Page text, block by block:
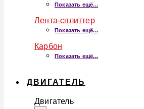
Показать ещё...
Лента-сплиттер
Показать ещё...
Карбон
Показать ещё...
ДВИГАТЕЛЬ
Двигатель